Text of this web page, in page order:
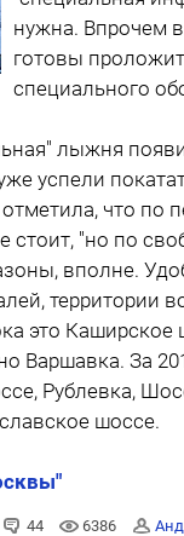
нужна. Впрочем
готовы
специального
лыжня
успели
что по
стоит, "но по
вполне.
территории
это Каширское
Варшавка. За
Рублевка,
шоссе.
44 6386